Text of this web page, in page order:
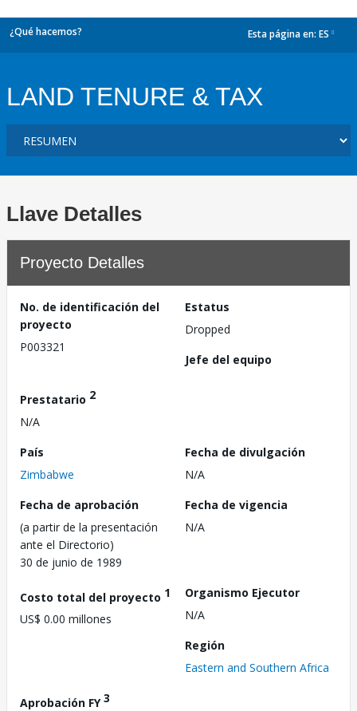
¿Qué hacemos? Esta página en: ES
LAND TENURE & TAX
Llave Detalles
Proyecto Detalles
No. de identificación del
proyecto
P003321
Estatus
Dropped
Jefe del equipo
Prestatario 2
N/A
País
Zimbabwe
Fecha de divulgación
N/A
Fecha de aprobación
(a partir de la presentación
ante el Directorio)
30 de junio de 1989
Fecha de vigencia
N/A
Costo total del proyecto 1
US$ 0.00 millones
Organismo Ejecutor
N/A
Región
Eastern and Southern Africa
Aprobación FY3